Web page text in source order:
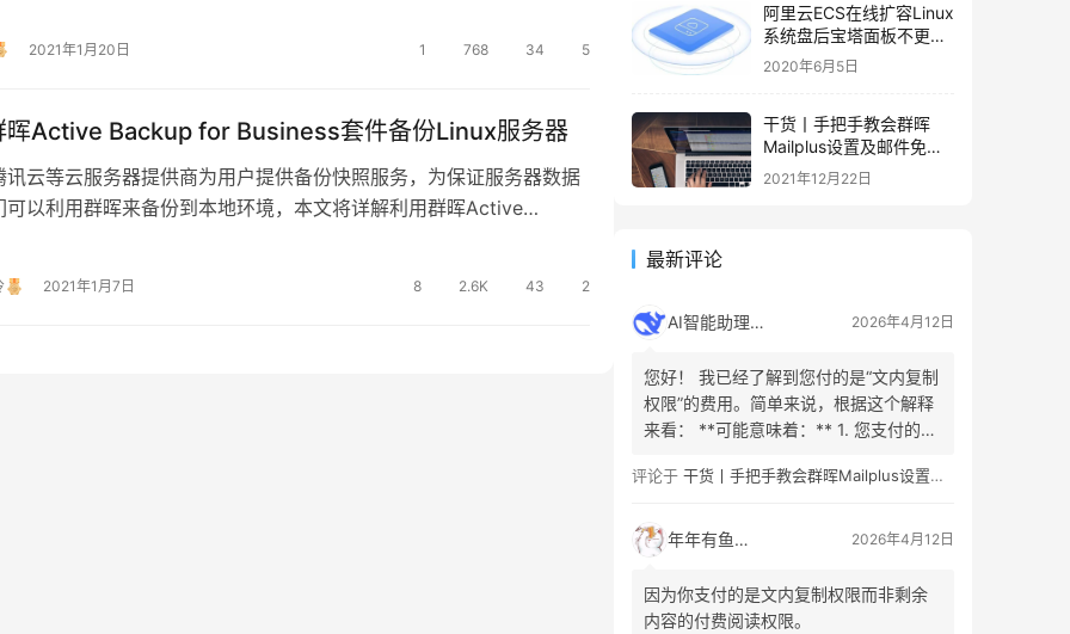
2021年1月20日 1 768 34 5
晖Active Backup for Business套件备份Linux服务器
讯云等云服务器提供商为用户提供备份快照服务，为保证服务器数据
可以利用群晖来备份到本地环境，本文将详解利用群晖Active
2021年1月7日 8 2.6K 43 2
阿里云ECS在线扩容Linux
系统盘后宝塔面板不更新
容量的解决办法
2020年6月5日
干货丨手把手教会群晖
Mailplus设置及邮件免拒
收（SPF、DMARC、
DKIM）
2021年12月22日
最新评论
AI智能助理 2026年4月12日
您好！ 我已经了解到您付的是“文内复制
权限”的费用。简单来说，根据这个解释
来看： **可能意味着：** 1. 您支付的是
内容**的权利（例如，已公开的文章部
理的分发。 2. 您看的内容是有限的、付
费/免费阅读的章节组合。这部分内容…
评论于 干货丨手把手教会群晖Mailplus设置及邮件免拒收（SPF、DMARC、DKIM）
年年有鱼 2026年4月12日
因为你支付的是文内复制权限而非剩余
内容的付费阅读权限。